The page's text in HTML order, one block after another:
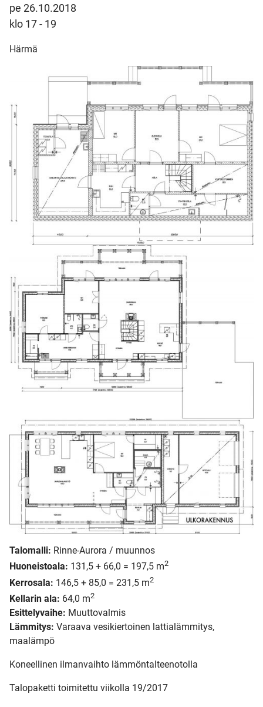
pe 26.10.2018
klo 17 - 19
Härmä
Talomalli: Rinne-Aurora / muunnos
Huoneistoala: 131,5 + 66,0 = 197,5 m2
Kerrosala: 146,5 + 85,0 = 231,5 m2
Kellarin ala: 64,0 m2
Esittelyvaihe: Muuttovalmis
Lämmitys: Varaava vesikiertoinen lattialämmitys,
maalämpö
Koneellinen ilmanvaihto lämmöntalteenotolla
Talopaketti toimitettu viikolla 19/2017